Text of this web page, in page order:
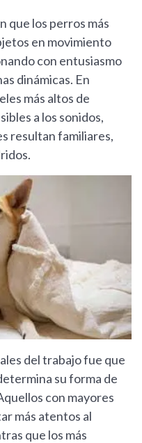
que los perros más
en movimiento
con entusiasmo
dinámicas. En
más altos de
a los sonidos,
resultan familiares,
del trabajo fue que
su forma de
con mayores
más atentos al
que los más